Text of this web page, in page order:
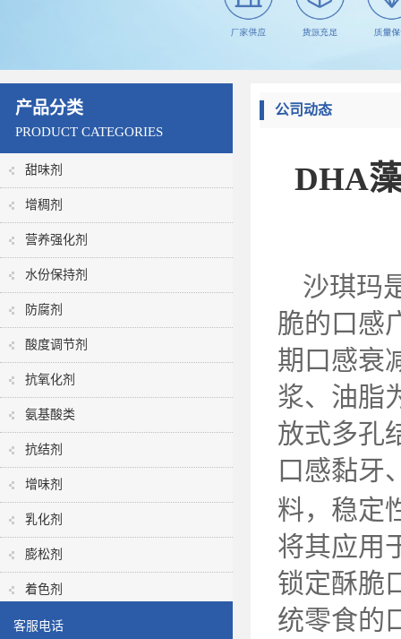
产品分类
PRODUCT CATEGORIES
甜味剂
增稠剂
营养强化剂
水份保持剂
防腐剂
酸度调节剂
抗氧化剂
氨基酸类
抗结剂
增味剂
乳化剂
膨松剂
着色剂
客服电话
公司动态
DHA
沙琪玛
脆的口感
期口感衰
浆、油脂
放式多孔
口感黏牙
料，稳定
将其应用
锁定酥脆
统零食的